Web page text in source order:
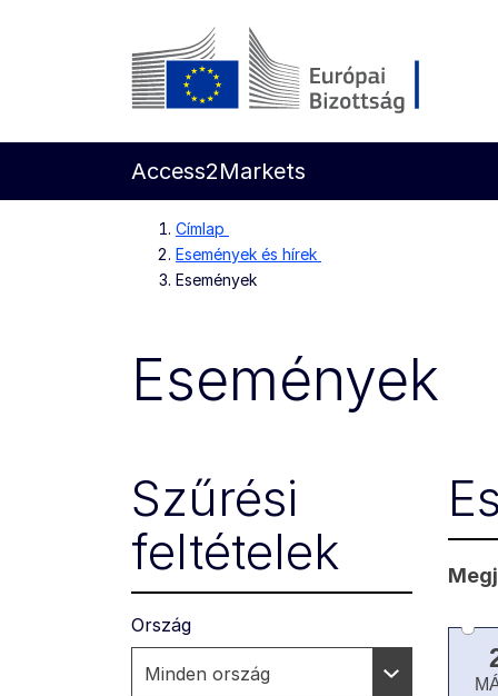
Ugrás a fő tartalomra
Access2Markets
Címlap
Események és hírek
Események
Események
Szűrési
feltételek
Ország